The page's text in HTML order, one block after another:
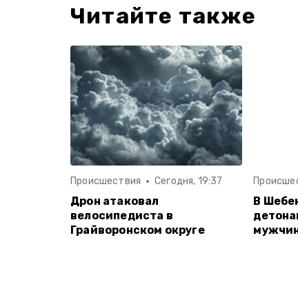
Читайте также
Происшествия Сегодня, 19:37
Дрон атаковал
велосипедиста в
Грайворонском округе
В